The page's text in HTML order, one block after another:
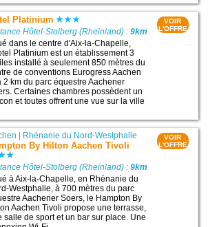
Platinium
Hôtel-Stolberg (Rheinland) :9km
dans le centre d'Aix-la-Chapelle,
Platinium est un établissement 3
installé à seulement 850 mètres du
de conventions Eurogress Aachen
2 km du parc équestre Aachener
Certaines chambres possèdent un
et toutes offrent une vue sur la ville
VOIR
L'OFFRE
| Rhénanie du Nord-Westphalie
By Hilton Aachen Tivoli
Hôtel-Stolberg (Rheinland) :9km
à Aix-la-Chapelle, en Rhénanie du
Westphalie, à 700 mètres du parc
Aachener Soers, le Hampton By
Aachen Tivoli propose une terrasse,
salle de sport et un bar sur place. Une
VOIR
L'OFFRE